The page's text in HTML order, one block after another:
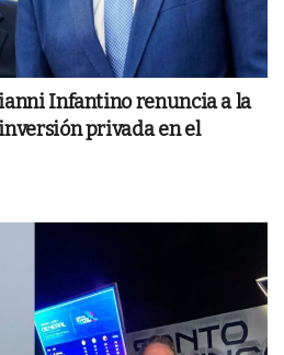
Infantino renuncia a la
privada en el